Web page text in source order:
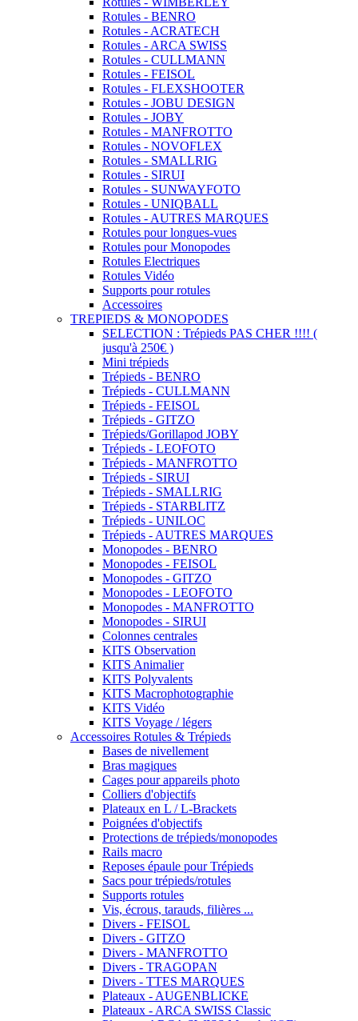
Rotules - BENRO
Rotules - ACRATECH
Rotules - ARCA SWISS
Rotules - CULLMANN
Rotules - FEISOL
Rotules - FLEXSHOOTER
Rotules - JOBU DESIGN
Rotules - JOBY
Rotules - MANFROTTO
Rotules - NOVOFLEX
Rotules - SMALLRIG
Rotules - SIRUI
Rotules - SUNWAYFOTO
Rotules - UNIQBALL
Rotules - AUTRES MARQUES
Rotules pour longues-vues
Rotules pour Monopodes
Rotules Electriques
Rotules Vidéo
Supports pour rotules
Accessoires
TREPIEDS & MONOPODES
SELECTION : Trépieds PAS CHER !!!! (
jusqu'à 250€ )
Mini trépieds
Trépieds - BENRO
Trépieds - CULLMANN
Trépieds - FEISOL
Trépieds - GITZO
Trépieds/Gorillapod JOBY
Trépieds - LEOFOTO
Trépieds - MANFROTTO
Trépieds - SIRUI
Trépieds - SMALLRIG
Trépieds - STARBLITZ
Trépieds - UNILOC
Trépieds - AUTRES MARQUES
Monopodes - BENRO
Monopodes - FEISOL
Monopodes - GITZO
Monopodes - LEOFOTO
Monopodes - MANFROTTO
Monopodes - SIRUI
Colonnes centrales
KITS Observation
KITS Animalier
KITS Polyvalents
KITS Macrophotographie
KITS Vidéo
KITS Voyage / légers
Accessoires Rotules & Trépieds
Bases de nivellement
Bras magiques
Cages pour appareils photo
Colliers d'objectifs
Plateaux en L / L-Brackets
Poignées d'objectifs
Protections de trépieds/monopodes
Rails macro
Reposes épaule pour Trépieds
Sacs pour trépieds/rotules
Supports rotules
Vis, écrous, tarauds, filières ...
Divers - FEISOL
Divers - GITZO
Divers - MANFROTTO
Divers - TRAGOPAN
Divers - TTES MARQUES
Plateaux - AUGENBLICKE
Plateaux - ARCA SWISS Classic